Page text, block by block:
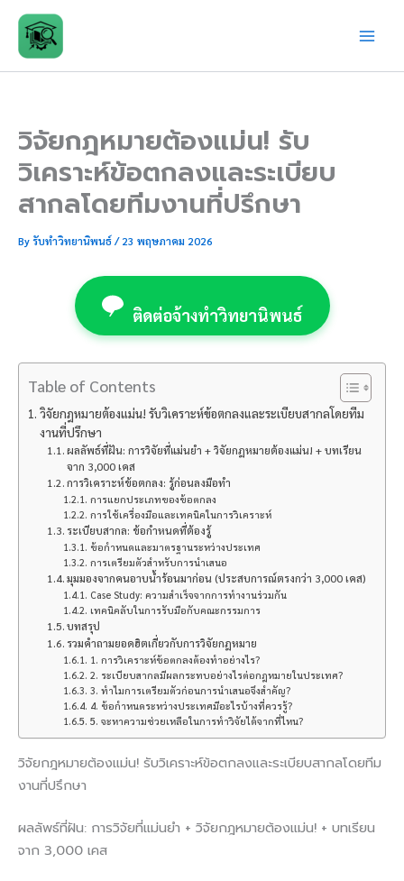
content
วิจัยกฎหมายต้องแม่น! รับ
วิเคราะห์ข้อตกลงและระเบียบ
สากลโดยทีมงานที่ปรึกษา
Byรับทำวิทยานิพนธ์/23 พฤษภาคม 2026
ติดต่อจ้างทำวิทยานิพนธ์
Table of Contents
วิจัยกฎหมายต้องแม่น! รับวิเคราะห์ข้อตกลงและระเบียบสากลโดยทีม
งานที่ปรึกษา
ผลลัพธ์ที่ฝัน: การวิจัยที่แม่นยำ + วิจัยกฎหมายต้องแม่น! + บทเรียน
จาก 3,000 เคส
การวิเคราะห์ข้อตกลง: รู้ก่อนลงมือทำ
การแยกประเภทของข้อตกลง
การใช้เครื่องมือและเทคนิคในการวิเคราะห์
ระเบียบสากล: ข้อกำหนดที่ต้องรู้
ข้อกำหนดและมาตรฐานระหว่างประเทศ
การเตรียมตัวสำหรับการนำเสนอ
มุมมองจากคนอาบน้ำร้อนมาก่อน (ประสบการณ์ตรงกว่า 3,000 เคส)
Case Study: ความสำเร็จจากการทำงานร่วมกัน
เทคนิคลับในการรับมือกับคณะกรรมการ
บทสรุป
รวมคำถามยอดฮิตเกี่ยวกับการวิจัยกฎหมาย
1. การวิเคราะห์ข้อตกลงต้องทำอย่างไร?
2. ระเบียบสากลมีผลกระทบอย่างไรต่อกฎหมายในประเทศ?
3. ทำไมการเตรียมตัวก่อนการนำเสนอจึงสำคัญ?
4. ข้อกำหนดระหว่างประเทศมีอะไรบ้างที่ควรรู้?
5. จะหาความช่วยเหลือในการทำวิจัยได้จากที่ไหน?
วิจัยกฎหมายต้องแม่น! รับวิเคราะห์ข้อตกลงและระเบียบสากลโดยทีม
งานที่ปรึกษา
ผลลัพธ์ที่ฝัน: การวิจัยที่แม่นยำ + วิจัยกฎหมายต้องแม่น! + บทเรียน
จาก 3,000 เคส